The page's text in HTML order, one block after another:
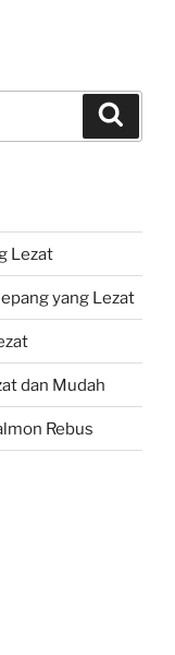
Lezat
yang Lezat
dan Mudah
Rebus